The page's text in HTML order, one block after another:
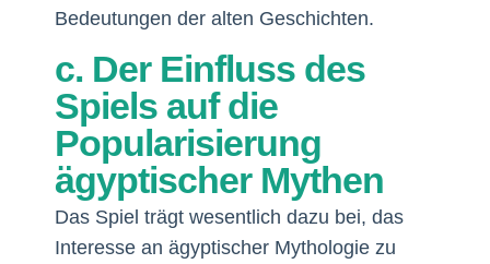
Bedeutungen der alten Geschichten.
c. Der Einfluss des
Spiels auf die
Popularisierung
ägyptischer Mythen
Das Spiel trägt wesentlich dazu bei, das
Interesse an ägyptischer Mythologie zu